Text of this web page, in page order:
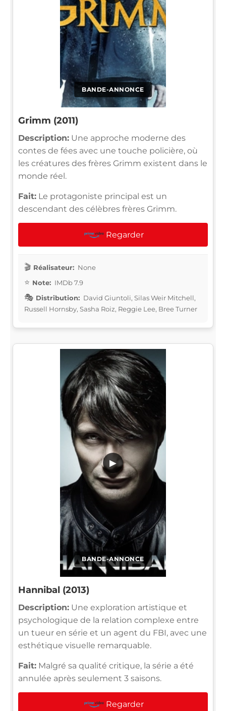
BANDE-ANNONCE
Grimm (2011)
Description: Une approche moderne des
contes de fées avec une touche policière, où
les créatures des frères Grimm existent dans le
monde réel.
Fait: Le protagoniste principal est un
descendant des célèbres frères Grimm.
Regarder
Réalisateur: None
Note: IMDb 7.9
Distribution: David Giuntoli, Silas Weir Mitchell,
Russell Hornsby, Sasha Roiz, Reggie Lee, Bree Turner
BANDE-ANNONCE
▶
Hannibal (2013)
Description: Une exploration artistique et
psychologique de la relation complexe entre
un tueur en série et un agent du FBI, avec une
esthétique visuelle remarquable.
Fait: Malgré sa qualité critique, la série a été
annulée après seulement 3 saisons.
Regarder